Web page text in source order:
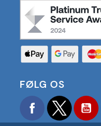
FØLG OS
FacebookTwitter